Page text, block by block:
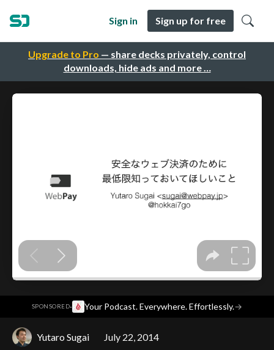
Upgrade to Pro — share decks privately, control
downloads, hide ads and more …
Sign in Sign up for free
SPONSORED· Your Podcast. Everywhere. Effortlessly.→
Yutaro Sugai July 22, 2014